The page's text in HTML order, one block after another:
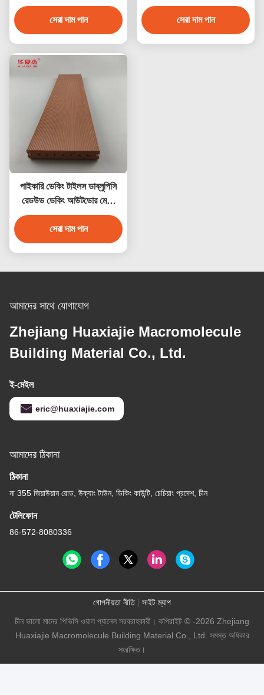
বাদামী কফি ধূসর সেগুন কাঠের রঙ
সেরা দাম পান
ডাব্লুপিসি জলরোধী টেকসই ডেকিং
আউটডোর
সেরা দাম পান
পাইকারি ডেকিং টাইলস ডাব্লুপিসি
রেডউড ডেকিং আউটডোর মেঝে
সজ্জা
সেরা দাম পান
আমাদের সাথে যোগাযোগ
Zhejiang Huaxiajie Macromolecule
Building Material Co., Ltd.
ই-মেইল
eric@huaxiajie.com
আমাদের ঠিকানা
ঠিকানা
না 355 জিয়াউয়ান রোড, উক্যাং টাউন, ডিকিং কাউন্টি, চেচিয়াং প্রদেশ, চীন
টেলিফোন
86-572-8080336
গোপনীয়তা নীতি| সাইট ম্যাপ
চীন ভালো মানের পিভিসি ওয়াল প্যানেল সরবরাহকারী। কপিরাইট © -2026 Zhejiang
Huaxiajie Macromolecule Building Material Co., Ltd. সমস্ত অধিকার
সংরক্ষিত।